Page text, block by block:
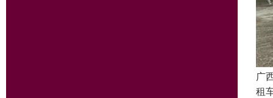
广
租